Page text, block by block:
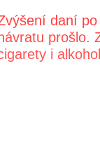
daní
prošlo.
i alkohol